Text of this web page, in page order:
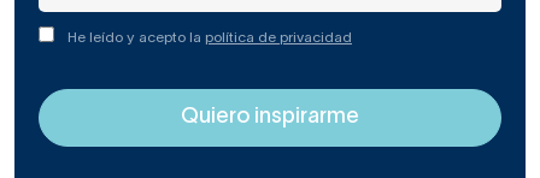
He leído y acepto la política de privacidad